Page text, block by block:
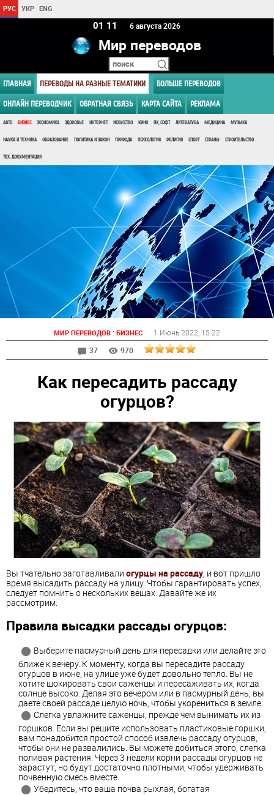
РУС УКР ENG
01:11 6 августа 2026
Мир переводов
ГЛАВНАЯ ПЕРЕВОДЫ НА РАЗНЫЕ ТЕМАТИКИ БОЛЬШЕ ПЕРЕВОДОВ
ОНЛАЙН ПЕРЕВОДЧИК ОБРАТНАЯ СВЯЗЬ КАРТА САЙТА РЕКЛАМА
АВТО БИЗНЕС ЭКОНОМИКА ЗДОРОВЬЕ ИНТЕРНЕТ ИСКУССТВО КИНО ПК, СОФТ ЛИТЕРАТУРА МЕДИЦИНА МУЗЫКА
НАУКА И ТЕХНИКА ОБРАЗОВАНИЕ ПОЛИТИКА И ЗАКОН ПРИРОДА ПСИХОЛОГИЯ РЕЛИГИЯ СПОРТ СТРАНЫ СТРОИТЕЛЬСТВО
ТЕХ. ДОКУМЕНТАЦИЯ
МИР ПЕРЕВОДОВ : БИЗНЕС 1 Июнь 2022 , 15:22
37
970
Как пересадить рассаду
огурцов?
Вы тчательно заготавливали огурцы на рассаду, и вот пришло
время высадить рассаду на улицу. Чтобы гарантировать успех,
следует помнить о нескольких вещах. Давайте же их
рассмотрим.
Правила высадки рассады огурцов:
Выберите пасмурный день для пересадки или делайте это
ближе к вечеру. К моменту, когда вы пересадите рассаду
огурцов в июне, на улице уже будет довольно тепло. Вы не
хотите шокировать свои саженцы и пересаживать их, когда
солнце высоко. Делая это вечером или в пасмурный день, вы
даете своей рассаде целую ночь, чтобы укорениться в земле.
Слегка увлажните саженцы, прежде чем вынимать их из
горшков. Если вы решите использовать пластиковые горшки,
вам понадобится простой способ извлечь рассаду огурцов,
чтобы они не развалились. Вы можете добиться этого, слегка
поливая растения. Через 3 недели корни рассады огурцов не
зарастут, но будут достаточно плотными, чтобы удерживать
почвенную смесь вместе.
Убедитесь, что ваша почва рыхлая, богатая